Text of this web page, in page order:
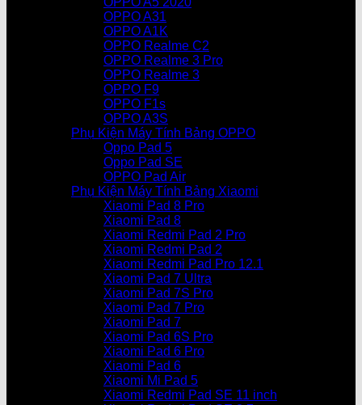
OPPO A31
OPPO A1K
OPPO Realme C2
OPPO Realme 3 Pro
OPPO Realme 3
OPPO F9
OPPO F1s
OPPO A3S
Phụ Kiện Máy Tính Bảng OPPO
Oppo Pad 5
Oppo Pad SE
OPPO Pad Air
Phụ Kiện Máy Tính Bảng Xiaomi
Xiaomi Pad 8 Pro
Xiaomi Pad 8
Xiaomi Redmi Pad 2 Pro
Xiaomi Redmi Pad 2
Xiaomi Redmi Pad Pro 12.1
Xiaomi Pad 7 Ultra
Xiaomi Pad 7S Pro
Xiaomi Pad 7 Pro
Xiaomi Pad 7
Xiaomi Pad 6S Pro
Xiaomi Pad 6 Pro
Xiaomi Pad 6
Xiaomi Mi Pad 5
Xiaomi Redmi Pad SE 11 inch